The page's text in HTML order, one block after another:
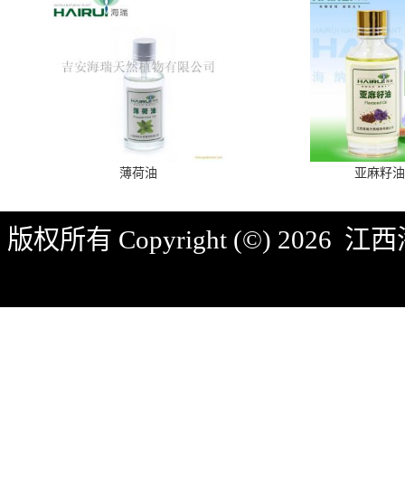
薄荷油 亚麻籽
版权所有 Copyright (©) 2026 江西